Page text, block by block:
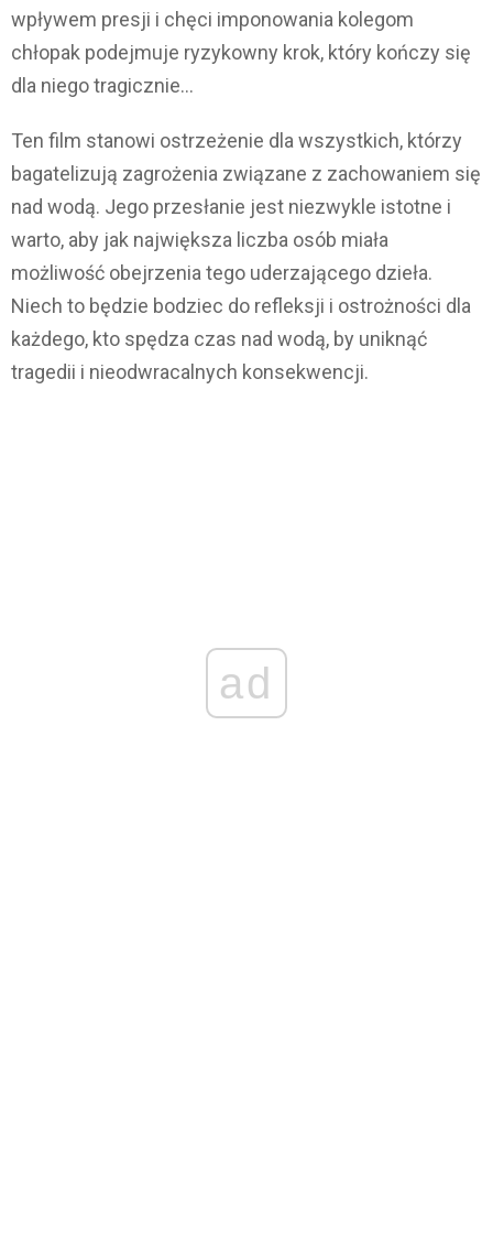
wpływem presji i chęci imponowania kolegom
chłopak podejmuje ryzykowny krok, który kończy się
dla niego tragicznie…
Ten film stanowi ostrzeżenie dla wszystkich, którzy
bagatelizują zagrożenia związane z zachowaniem się
nad wodą. Jego przesłanie jest niezwykle istotne i
warto, aby jak największa liczba osób miała
możliwość obejrzenia tego uderzającego dzieła.
Niech to będzie bodziec do refleksji i ostrożności dla
każdego, kto spędza czas nad wodą, by uniknąć
tragedii i nieodwracalnych konsekwencji.
ad